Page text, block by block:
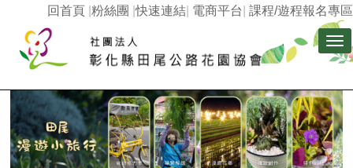
課程/遊程報名專區
電商平台
快速連結
粉絲團 |
回首頁